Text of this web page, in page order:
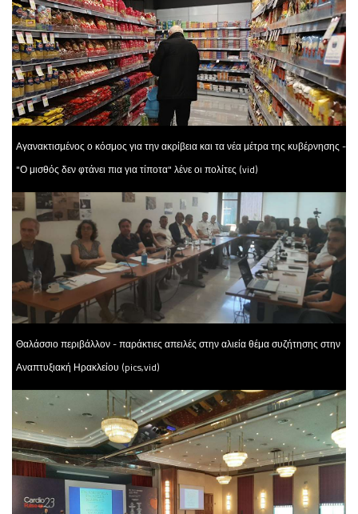
Αγανακτισμένος ο κόσμος για την ακρίβεια και τα νέα μέτρα της κυβέρνησης -
"Ο μισθός δεν φτάνει πια για τίποτα" λένε οι πολίτες (vid)
Θαλάσσιο περιβάλλον - παράκτιες απειλές στην αλιεία θέμα συζήτησης στην
Αναπτυξιακή Ηρακλείου (pics,vid)